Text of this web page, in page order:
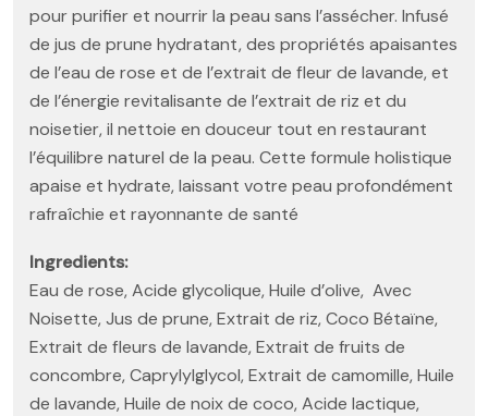
pour purifier et nourrir la peau sans l’assécher. Infusé
de jus de prune hydratant, des propriétés apaisantes
de l’eau de rose et de l’extrait de fleur de lavande, et
de l’énergie revitalisante de l’extrait de riz et du
noisetier, il nettoie en douceur tout en restaurant
l’équilibre naturel de la peau. Cette formule holistique
apaise et hydrate, laissant votre peau profondément
rafraîchie et rayonnante de santé
Ingredients:
Eau de rose, Acide glycolique, Huile d’olive, Avec
Noisette, Jus de prune, Extrait de riz, Coco Bétaïne,
Extrait de fleurs de lavande, Extrait de fruits de
concombre, Caprylylglycol, Extrait de camomille, Huile
de lavande, Huile de noix de coco, Acide lactique,